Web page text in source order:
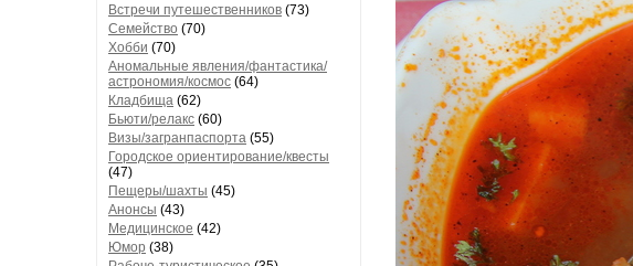
Встречи путешественников (73)
Семейство (70)
Хобби (70)
Аномальные явления/фантастика/
астрономия/космос (64)
Кладбища (62)
Бьюти/релакс (60)
Визы/загранпаспорта (55)
Городское ориентирование/квесты
(47)
Пещеры/шахты (45)
Анонсы (43)
Медицинское (42)
Юмор (38)